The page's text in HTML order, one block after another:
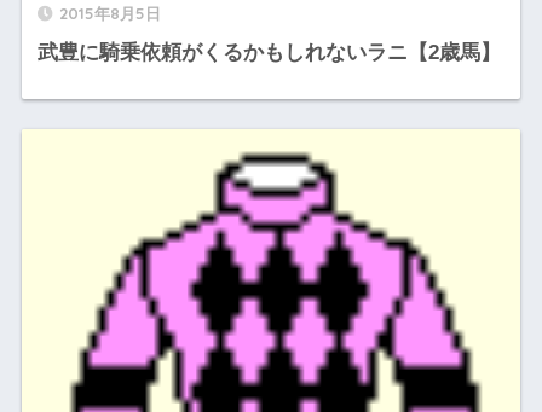
2015年8月5日
武豊に騎乗依頼がくるかもしれないラニ【2歳馬】